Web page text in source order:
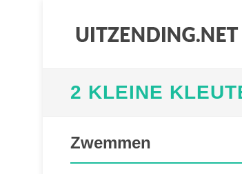
2 KLEINE
Zwemmen